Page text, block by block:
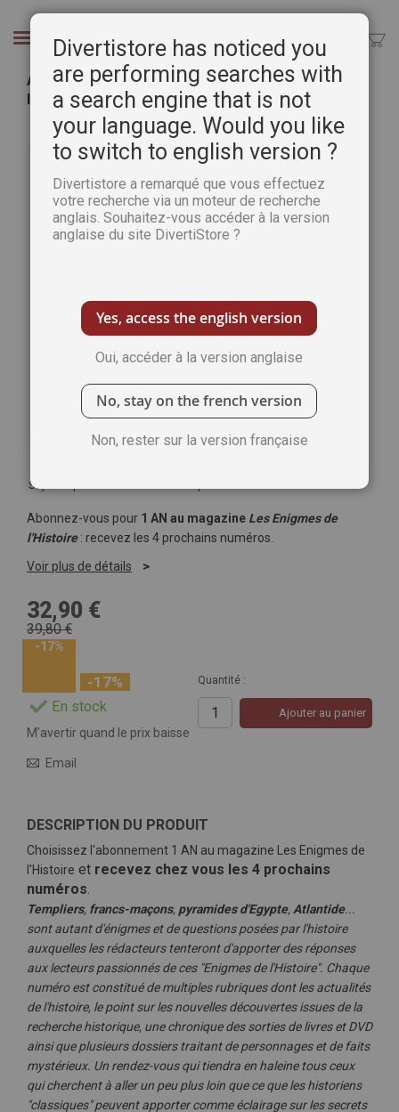
Chercher
Abonnement 1 AN Les grandes Énigmes de
l'Histoire
Passer
galerie
Soyez le premier à commenter ce produit
Abonnez-vous pour 1 AN au magazine Les Enigmes de
l'Histoire: recevez les 4 prochains numéros.
Voir plus de détails
32,90 €
39,80 €
-17%
-17%
En stock
Quantité :
Ajouter au panier
M’avertir quand le prix baisse
Email
DESCRIPTION DU PRODUIT
Choisissez l'abonnement 1 AN au magazine Les Enigmes de
l'Histoire et recevez chez vous les 4 prochains
numéros.
Templiers, francs-maçons, pyramides d'Egypte, Atlantide...
sont autant d'énigmes et de questions posées par l'histoire
auxquelles les rédacteurs tenteront d'apporter des réponses
aux lecteurs passionnés de ces "Enigmes de l'Histoire". Chaque
numéro est constitué de multiples rubriques dont les actualités
de l'histoire, le point sur les nouvelles découvertes issues de la
recherche historique, une chronique des sorties de livres et DVD
ainsi que plusieurs dossiers traitant de personnages et de faits
mystérieux. Un rendez-vous qui tiendra en haleine tous ceux
qui cherchent à aller un peu plus loin que ce que les historiens
"classiques" peuvent apporter comme éclairage sur les secrets
Divertistore has noticed you
are performing searches with
a search engine that is not
your language. Would you like
to switch to english version ?
Divertistore a remarqué que vous effectuez
votre recherche via un moteur de recherche
anglais. Souhaitez-vous accéder à la version
anglaise du site DivertiStore ?
Yes, access the english version
Oui, accéder à la version anglaise
No, stay on the french version
Non, rester sur la version française